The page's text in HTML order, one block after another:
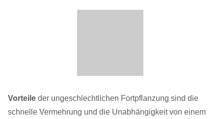
Vorteile der ungeschlechtlichen Fortpflanzung sind die
schnelle Vermehrung und die Unabhängigkeit von einem